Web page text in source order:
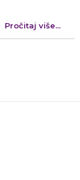
Pročitaj više...